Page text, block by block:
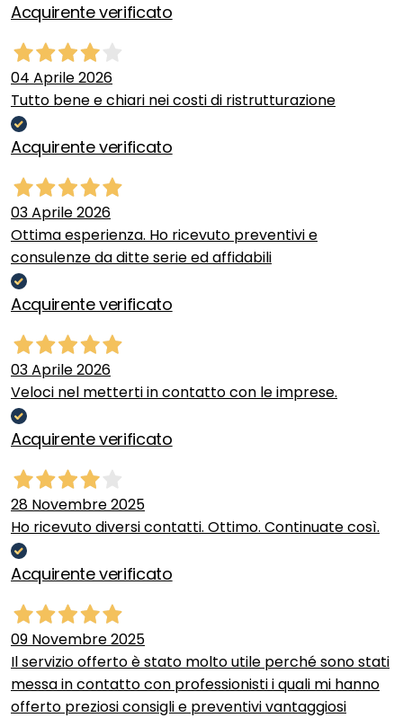
Acquirente verificato
04 Aprile 2026
Tutto bene e chiari nei costi di ristrutturazione
Acquirente verificato
03 Aprile 2026
Ottima esperienza. Ho ricevuto preventivi e
consulenze da ditte serie ed affidabili
Acquirente verificato
03 Aprile 2026
Veloci nel metterti in contatto con le imprese.
Acquirente verificato
28 Novembre 2025
Ho ricevuto diversi contatti. Ottimo. Continuate così.
Acquirente verificato
09 Novembre 2025
Il servizio offerto è stato molto utile perché sono stati
messa in contatto con professionisti i quali mi hanno
offerto preziosi consigli e preventivi vantaggiosi